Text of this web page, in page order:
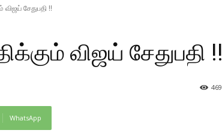
விஜய் சேதுபதி !!
விஜய் சேதுபதி !!
469
WhatsApp